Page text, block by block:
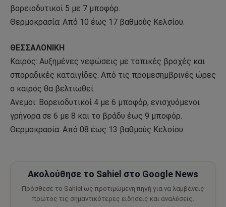
βορειοδυτικοί 5 με 7 μποφόρ.
Θερμοκρασία: Από 10 έως 17 βαθμούς Κελσίου.
ΘΕΣΣΑΛΟΝΙΚΗ
Καιρός: Αυξημένες νεφώσεις με τοπικές βροχές και
σποραδικές καταιγίδες. Από τις προμεσημβρινές ώρες
ο καιρός θα βελτιωθεί.
Ανεμοι: Βορειοδυτικοί 4 με 6 μποφόρ, ενισχυόμενοι
γρήγορα σε 6 με 8 και το βράδυ έως 9 μποφόρ.
Θερμοκρασία: Από 08 έως 13 βαθμούς Κελσίου.
Ακολούθησε το Sahiel στο Google News
Πρόσθεσε το Sahiel ως προτιμώμενη πηγή για να λαμβάνεις
πρώτος τις σημαντικότερες ειδήσεις και αναλύσεις.